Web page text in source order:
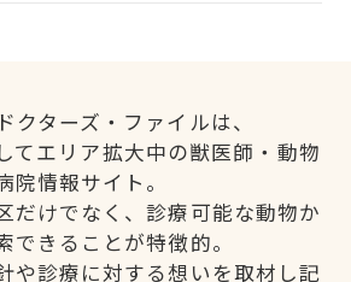
クターズ・ファイルは、
てエリア拡大中の獣医師・動物
院情報サイト。
だけでなく、診療可能な動物か
できることが特徴的。
や診療に対する想いを取材し記